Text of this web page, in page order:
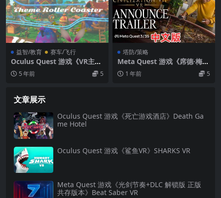
益智/教育 赛车/飞行
Oculus Quest 游戏《VR主题
过山车》Theme Roller Coas
ter VR游戏
5 年前 5
塔防/策略
Meta Quest 游戏《席德·梅尔
的文明VII VR》Sid Meiers Ci
vilization VII – VR
1 年前 5
文章展示
Oculus Quest 游戏《死亡游戏酒店》Death Ga
me Hotel
Oculus Quest 游戏《鲨鱼VR》SHARKS VR
Meta Quest 游戏《光剑节奏+DLC 解锁版 正版
共存版本》Beat Saber VR